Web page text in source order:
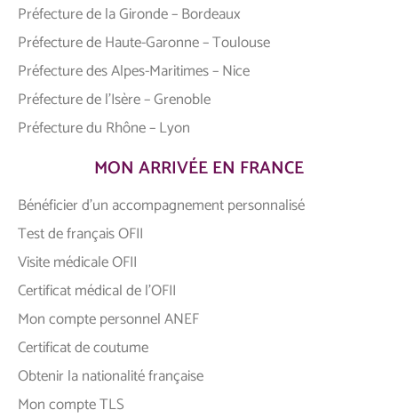
Préfecture de la Gironde – Bordeaux
Préfecture de Haute-Garonne – Toulouse
Préfecture des Alpes-Maritimes – Nice
Préfecture de l’Isère – Grenoble
Préfecture du Rhône – Lyon
MON ARRIVÉE EN FRANCE
Bénéficier d’un accompagnement personnalisé
Test de français OFII
Visite médicale OFII
Certificat médical de l’OFII
Mon compte personnel ANEF
Certificat de coutume
Obtenir la nationalité française
Mon compte TLS